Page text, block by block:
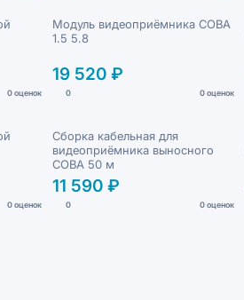
0 оценок
Модуль видеоприёмника СОВА
1.5 5.8
19 520 ₽
0 0 оценок
0 оценок
Сборка кабельная для
видеоприёмника выносного
СОВА 50 м
11 590 ₽
0 0 оценок